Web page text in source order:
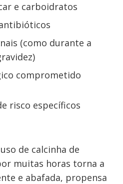
e carboidratos
(como durante a
comprometido
risco específicos
de calcinha de
muitas horas torna a
e abafada, propensa